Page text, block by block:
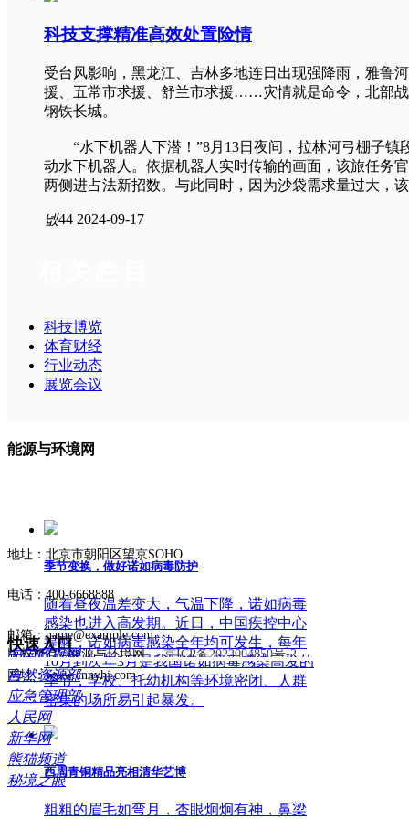
科技支撑精准高效处置险情
受台风影响，黑龙江、吉林多地连日出现强降雨，雅鲁
援、五常市求援、舒兰市求援……灾情就是命令，北部
钢铁长城。
“水下机器人下潜！”8月13日夜间，拉林河弓棚子镇
动水下机器人。依据机器人实时传输的画面，该旅任务
两侧进占法新招数。与此同时，因为沙袋需求量过大，
넶44 2024-09-17
科技博览
体育财经
行业动态
展览会议
季节变换，做好诺如病毒防护
随着昼夜温差变大，气温下降，诺如病毒
感染也进入高发期。近日，中国疾控中心
提醒，诺如病毒感染全年均可发生，每年
10月到次年3月是我国诺如病毒感染高发的
季节，学校、托幼机构等环境密闭、人群
密集的场所易引起暴发。
西周青铜精品亮相清华艺博
粗粗的眉毛如弯月，杏眼炯炯有神，鼻梁
能源与环境网
地址：北京市朝阳区望京SOHO
电话：400-6668888
邮箱：name@example.com
网址：www.cnnyhj.com
版权所有©能源与环境网 京ICP备2022004850号-2
快速入口
中国政府网
自然资源部
应急管理部
人民网
新华网
熊猫频道
秘境之眼